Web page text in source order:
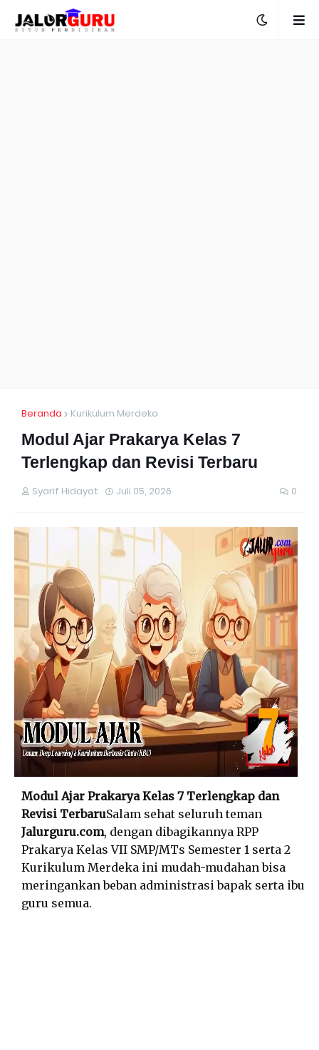
Beranda Kurikulum Merdeka
Modul Ajar Prakarya Kelas 7
Terlengkap dan Revisi Terbaru
Syarif Hidayat Juli 05, 2026 0
Modul Ajar Prakarya Kelas 7 Terlengkap dan
Revisi TerbaruSalam sehat seluruh teman
Jalurguru.com, dengan dibagikannya RPP
Prakarya Kelas VII SMP/MTs Semester 1 serta 2
Kurikulum Merdeka ini mudah-mudahan bisa
meringankan beban administrasi bapak serta ibu
guru semua.